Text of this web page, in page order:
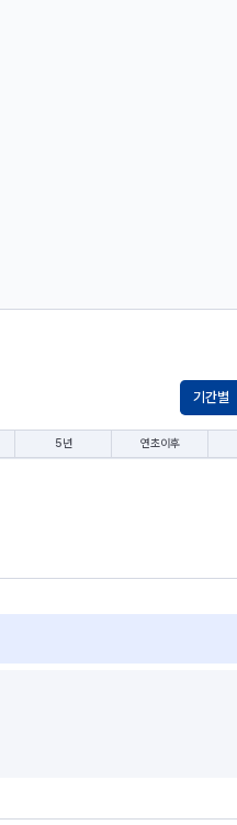
기간별
5년 연초이후